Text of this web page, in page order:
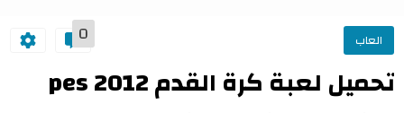
العاب 0
تحميل لعبة كرة القدم pes 2012